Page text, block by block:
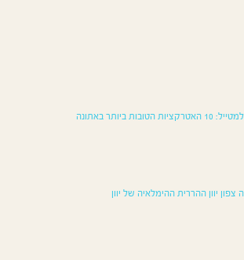
הטובות ביותר באתונה
צפון יוון ההררית ההימלאיה של יוון